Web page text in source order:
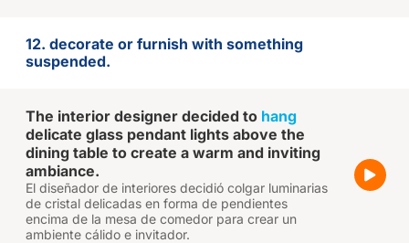
12. decorate or furnish with something
suspended.
The interior designer decided to hang
delicate glass pendant lights above the
dining table to create a warm and inviting
ambiance.
El diseñador de interiores decidió colgar luminarias
de cristal delicadas en forma de pendientes
encima de la mesa de comedor para crear un
ambiente cálido e invitador.